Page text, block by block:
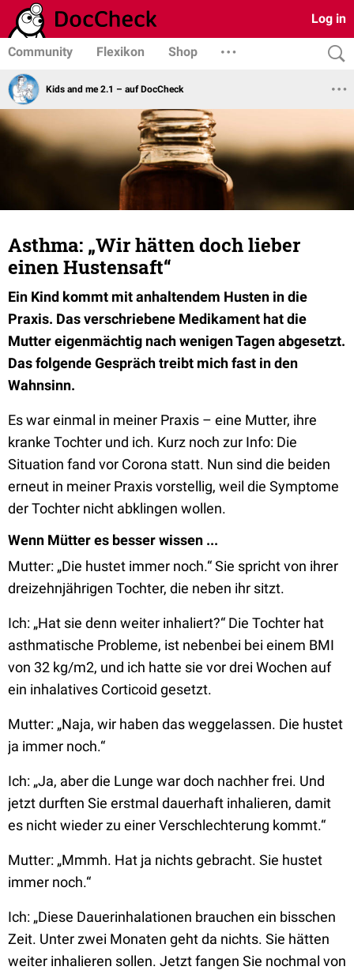
Log in
Community Flexikon Shop
Kids and me 2.1 – auf DocCheck
Asthma: „Wir hätten doch lieber
einen Hustensaft“
Ein Kind kommt mit anhaltendem Husten in die
Praxis. Das verschriebene Medikament hat die
Mutter eigenmächtig nach wenigen Tagen abgesetzt.
Das folgende Gespräch treibt mich fast in den
Wahnsinn.
Es war einmal in meiner Praxis – eine Mutter, ihre
kranke Tochter und ich. Kurz noch zur Info: Die
Situation fand vor Corona statt. Nun sind die beiden
erneut in meiner Praxis vorstellig, weil die Symptome
der Tochter nicht abklingen wollen.
Wenn Mütter es besser wissen ...
Mutter: „Die hustet immer noch.“ Sie spricht von ihrer
dreizehnjährigen Tochter, die neben ihr sitzt.
Ich: „Hat sie denn weiter inhaliert?“ Die Tochter hat
asthmatische Probleme, ist nebenbei bei einem BMI
von 32 kg/m2, und ich hatte sie vor drei Wochen auf
ein inhalatives Corticoid gesetzt.
Mutter: „Naja, wir haben das weggelassen. Die hustet
ja immer noch.“
Ich: „Ja, aber die Lunge war doch nachher frei. Und
jetzt durften Sie erstmal dauerhaft inhalieren, damit
es nicht wieder zu einer Verschlechterung kommt.“
Mutter: „Mmmh. Hat ja nichts gebracht. Sie hustet
immer noch.“
Ich: „Diese Dauerinhalationen brauchen ein bisschen
Zeit. Unter zwei Monaten geht da nichts. Sie hätten
weiter inhalieren sollen. Jetzt fangen Sie nochmal von